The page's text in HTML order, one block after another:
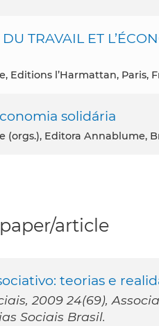
TRAVAIL ET
Editions l’Harmattan, Paris,
solidária
(orgs.), Editora Annablume,
article
teorias e
2009 24(69),
Sociais Brasil.